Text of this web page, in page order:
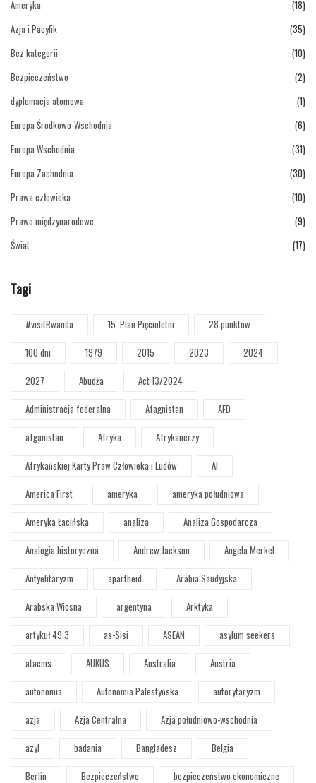
Ameryka
(18)
Azja i Pacyfik
(35)
Bez kategorii
(10)
Bezpieczeństwo
(2)
dyplomacja atomowa
(1)
Europa Środkowo-Wschodnia
(6)
Europa Wschodnia
(31)
Europa Zachodnia
(30)
Prawa człowieka
(10)
Prawo międzynarodowe
(9)
Świat
(17)
Tagi
#visitRwanda 15. Plan Pięcioletni
28 punktów
100 dni
1979 2015 2023
2024
2027
Abudża
Act 13/2024
Administracja federalna
Afagnistan
AFD
afganistan
Afryka
Afrykanerzy
Afrykańskiej Karty Praw Człowieka i Ludów
AI
America First
ameryka
ameryka południowa
Ameryka Łacińska
analiza
Analiza Gospodarcza
Analogia historyczna
Andrew Jackson
Angela Merkel
Antyelitaryzm
apartheid
Arabia Saudyjska
Arabska Wiosna
argentyna
Arktyka
artykuł 49.3
as-Sisi ASEAN
asylum seekers
atacms
AUKUS Australia
Austria
autonomia
Autonomia Palestyńska
autorytaryzm
azja
Azja Centralna
Azja południowo-wschodnia
azyl
badania Bangladesz
Belgia
Berlin
Bezpieczeństwo bezpieczeństwo ekonomiczne